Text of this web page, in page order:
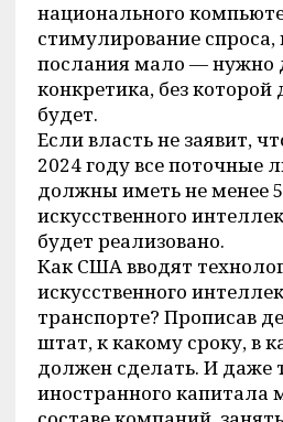
национального
стимулирование спроса,
послания мало — нужно
конкретика, без
будет.
Если власть не заявит,
2024 году все поточные
должны иметь не менее
искусственного
будет реализовано.
Как США вводят
искусственного
транспорте? Прописав
штат, к какому сроку, в
должен сделать. И даже
иностранного капитала